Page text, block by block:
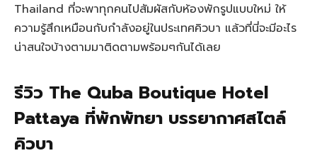
Thailand ที่จะพาทุกคนไปสัมผัสกับห้องพักรูปแบบใหม่ ให้
ความรู้สึกเหมือนกับกำลังอยู่ในประเทศคิวบา แล้วที่นี่จะมีอะไร
น่าสนใจบ้างตามมาติดตามพร้อมๆกันได้เลย
รีวิว The Quba Boutique Hotel
Pattaya ที่พักพัทยา บรรยากาศสไตล์
คิวบา